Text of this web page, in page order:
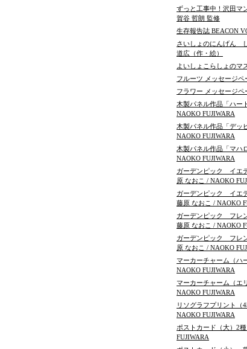
ずっと工事中！沢田
賀谷 哲朗 監修
生存報告誌 BEACON
さいしょのにんげん
道広（作・絵）
よいしょこらしょの
フルーツ メッセージ
フラワー メッセージ
木製パネル作品「ハ
NAOKO FUJIWARA
木製パネル作品「デ
NAOKO FUJIWARA
木製パネル作品「マ
NAOKO FUJIWARA
ガーデンピック イエ
原 なおこ / NAOKO
ガーデンピック イエ
藤原 なおこ / NAOKO
ガーデンピック フレ
藤原 なおこ / NAOKO
ガーデンピック フレ
原 なおこ / NAOKO
マーカーチャーム（
NAOKO FUJIWARA
マーカーチャーム（
NAOKO FUJIWARA
リソグラフプリント
NAOKO FUJIWARA
ポストカード（大）2
FUJIWARA